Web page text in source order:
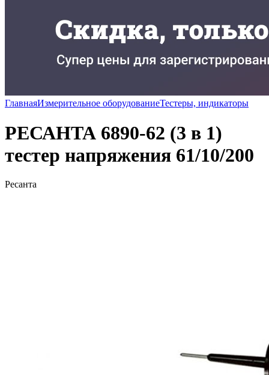
ГлавнаяИзмерительное оборудованиеТестеры, индикаторы
РЕСАНТА 6890-62 (3 в 1)
тестер напряжения 61/10/200
Ресанта